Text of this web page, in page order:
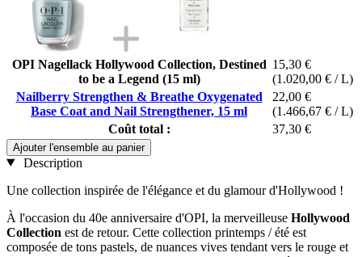
OPI Nagellack Hollywood Collection, Destined
to be a Legend (15 ml)
15,30 €
(1.020,00 € / L)
Nailberry Strengthen & Breathe Oxygenated
Base Coat and Nail Strengthener, 15 ml
22,00 €
(1.466,67 € / L)
Coût total :
37,30 €
Ajouter l'ensemble au panier
Description
Une collection inspirée de l'élégance et du glamour d'Hollywood !
À l'occasion du 40e anniversaire d'OPI, la merveilleuse Hollywood
Collection est de retour. Cette collection printemps / été est
composée de tons pastels, de nuances vives tendant vers le rouge et